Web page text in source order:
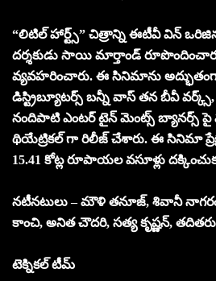
“లిటిల్ హార్ట్స్” చిత్రాన్ని ఈటీవీ విన్
దర్శకుడు సాయి మార్తాండ్
వ్యవహరించారు. ఈ సినిమాను
డిస్ట్రిబ్యూటర్స్ బన్నీ వాస్ తన బీవీ
నందిపాటి ఎంటర్ టైన్ మెంట్స్ బ్యానర్స్ పై
థియేట్రికల్ గా రిలీజ్ చేశారు. ఈ సినిమా
15.41 కోట్ల రూపాయల వసూళ్లు
నటీనటులు – మౌళి తనూజ్, శివానీ
కాంచి, అనిత చౌదరి, సత్య కృష్ణన్,
టెక్నికల్ టీమ్